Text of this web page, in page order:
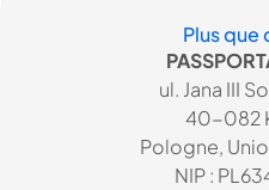
Plus que
ul. Jana III
40-082
Pologne,
NIP :